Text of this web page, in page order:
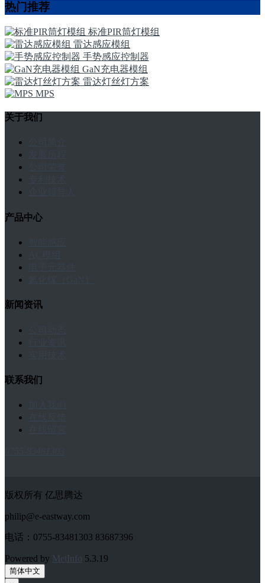
热门推荐
标准PIR筒灯模组
雷达感应模组
手势感应控制器
GaN充电器模组
雷达灯丝灯方案
MPS
关于我们
产品中心
新闻资讯
联系我们
版权所有 亿思腾达
philip@e-eastway.com
电话：0755-83481303 83687396
Powered by MetInfo 5.3.19
简体中文